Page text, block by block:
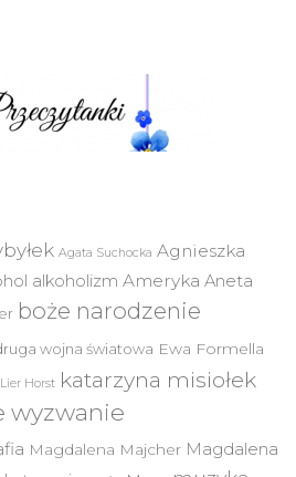
Agata Suchocka Agnieszka
alkoholizm Ameryka Aneta
boże narodzenie
wojna światowa Ewa Formella
Horst katarzyna misiołek
wyzwanie
Magdalena Majcher Magdalena